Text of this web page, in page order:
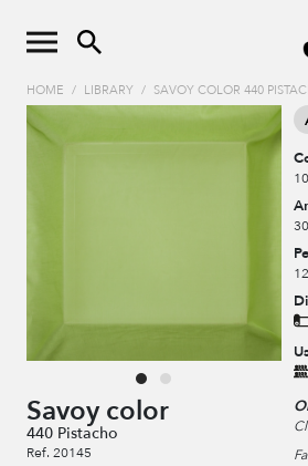
HOME / LIBRARY / SAVOY COLOR 440
Savoy color
440 Pistacho
Ref. 20145